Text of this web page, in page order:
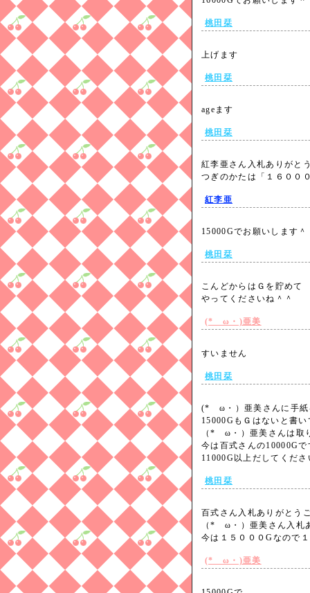
桃田栞
上げます
桃田栞
ageます
桃田栞
紅李亜さん入札ありがと
つぎのかたは「１６０
紅李亜
15000Gでお願いします
桃田栞
こんどからはＧを貯めて
やってくださいね＾＾
(*ゝω・)亜美
すいません
桃田栞
(*ゝω・）亜美さんに手
15000GもＧはないと書
（*ゝω・）亜美さんは取
今は百式さんの10000Gで
11000G以上だしてくだ
桃田栞
百式さん入札ありがとう
（*ゝω・）亜美さん入札
今は１５０００Gなので
(*ゝω・)亜美